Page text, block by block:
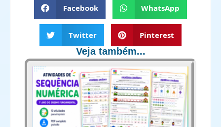
Facebook WhatsApp
Twitter Pinterest
Veja também...